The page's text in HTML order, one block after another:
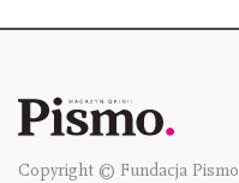
Copyright © Fundacja Pismo